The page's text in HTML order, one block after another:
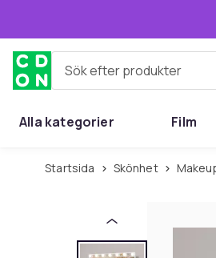
Sök efter produkter
Alla kategorier Film
Startsida Skönhet